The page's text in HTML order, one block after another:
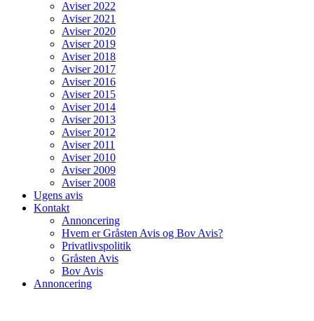
Aviser 2022
Aviser 2021
Aviser 2020
Aviser 2019
Aviser 2018
Aviser 2017
Aviser 2016
Aviser 2015
Aviser 2014
Aviser 2013
Aviser 2012
Aviser 2011
Aviser 2010
Aviser 2009
Aviser 2008
Ugens avis
Kontakt
Annoncering
Hvem er Gråsten Avis og Bov Avis?
Privatlivspolitik
Gråsten Avis
Bov Avis
Annoncering